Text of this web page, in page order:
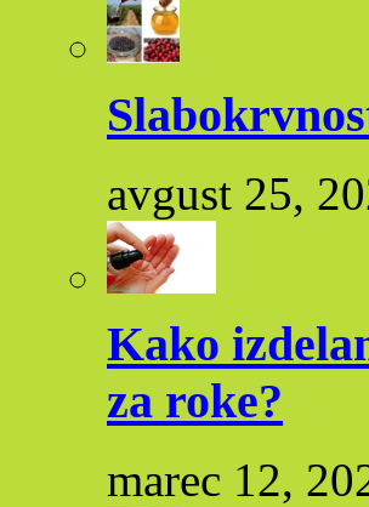
avgust 25,
Kako
za roke?
marec 12,